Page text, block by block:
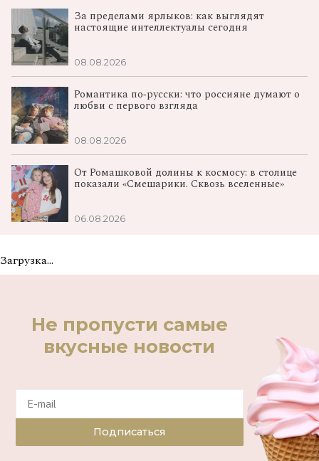
За пределами ярлыков: как выглядят
настоящие интеллектуалы сегодня
08.08.2026
Романтика по‑русски: что россияне думают о
любви с первого взгляда
08.08.2026
От Ромашковой долины к космосу: в столице
показали «Смешарики. Сквозь вселенные»
06.08.2026
Загрузка...
Не пропусти самые
вкусные новости
Подписаться